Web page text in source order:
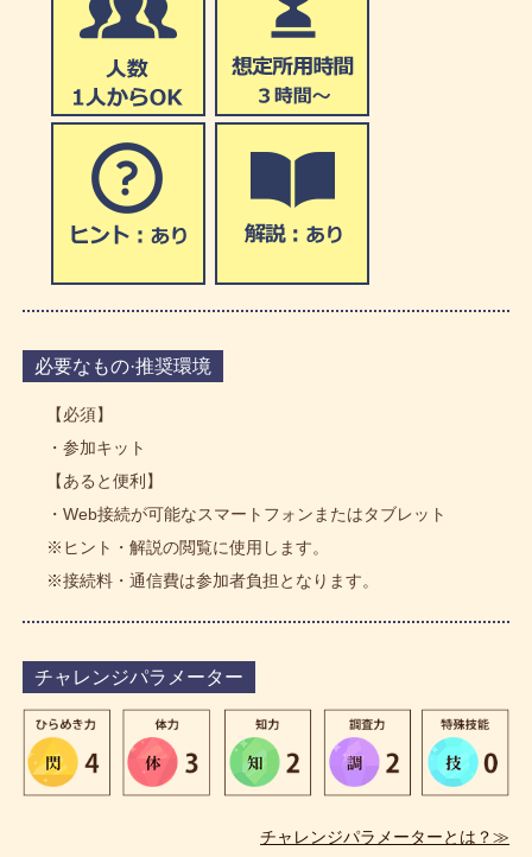
必要なもの·推奨環境
【必須】
・参加キット
【あると便利】
・Web接続が可能なスマートフォンまたはタブレット
※ヒント・解説の閲覧に使用します。
※接続料・通信費は参加者負担となります。
チャレンジパラメーター
チャレンジパラメーターとは？≫